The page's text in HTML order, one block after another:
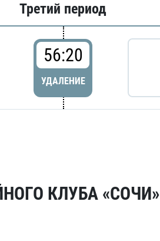
Третий период
56:20
УДАЛЕНИЕ
КЛУБА «СОЧИ»